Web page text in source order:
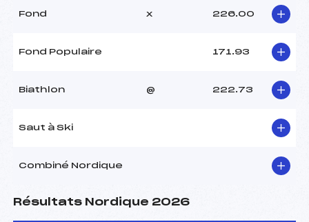
Fond x 226.00
Fond Populaire 171.93
Biathlon @ 222.73
Saut à Ski
Combiné Nordique
Résultats Nordique 2026